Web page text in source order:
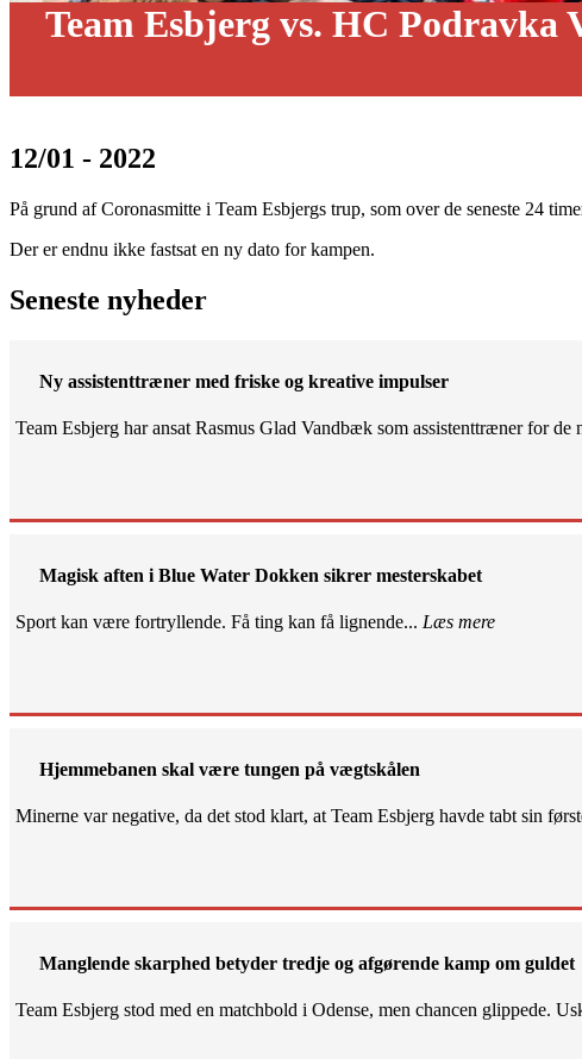
Team Esbjerg vs. HC Podravka
12/01 - 2022
På grund af Coronasmitte i Team Esbjergs trup, som over de seneste 24
Der er endnu ikke fastsat en ny dato for kampen.
Seneste nyheder
Ny assistenttræner med friske og kreative impulser
Team Esbjerg har ansat Rasmus Glad Vandbæk som assistenttræner for de
Magisk aften i Blue Water Dokken sikrer mesterskabet
Sport kan være fortryllende. Få ting kan få lignende... Læs mere
Hjemmebanen skal være tungen på vægtskålen
Minerne var negative, da det stod klart, at Team Esbjerg havde tabt sin
Manglende skarphed betyder tredje og afgørende kamp om guldet
Team Esbjerg stod med en matchbold i Odense, men chancen glippede.